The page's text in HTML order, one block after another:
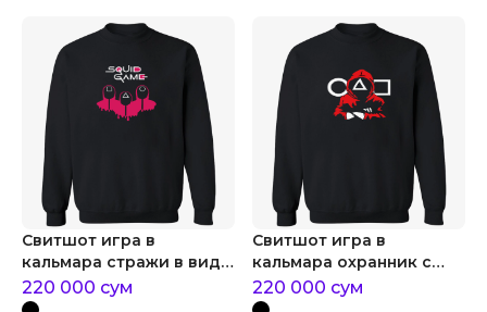
Свитшот игра в
кальмара стражи в виде
подтеков
220 000 сум
Свитшот игра в
кальмара охранник с
фигурами
220 000 сум